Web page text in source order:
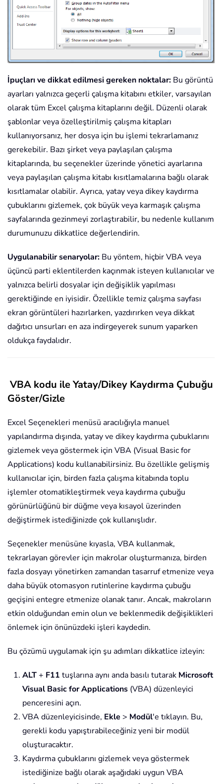
İpuçları ve dikkat edilmesi gereken noktalar: Bu görüntü
ayarları yalnızca geçerli çalışma kitabını etkiler, varsayılan
olarak tüm Excel çalışma kitaplarını değil. Düzenli olarak
şablonlar veya özelleştirilmiş çalışma kitapları
kullanıyorsanız, her dosya için bu işlemi tekrarlamanız
gerekebilir. Bazı şirket veya paylaşılan çalışma
kitaplarında, bu seçenekler üzerinde yönetici ayarlarına
veya paylaşılan çalışma kitabı kısıtlamalarına bağlı olarak
kısıtlamalar olabilir. Ayrıca, yatay veya dikey kaydırma
çubuklarını gizlemek, çok büyük veya karmaşık çalışma
sayfalarında gezinmeyi zorlaştırabilir, bu nedenle kullanım
durumunuzu dikkatlice değerlendirin.
Uygulanabilir senaryolar: Bu yöntem, hiçbir VBA veya
üçüncü parti eklentilerden kaçınmak isteyen kullanıcılar ve
yalnızca belirli dosyalar için değişiklik yapılması
gerektiğinde en iyisidir. Özellikle temiz çalışma sayfası
ekran görüntüleri hazırlarken, yazdırırken veya dikkat
dağıtıcı unsurları en aza indirgeyerek sunum yaparken
oldukça faydalıdır.
VBA kodu ile Yatay/Dikey Kaydırma Çubuğu
Göster/Gizle
Excel Seçenekleri menüsü aracılığıyla manuel
yapılandırma dışında, yatay ve dikey kaydırma çubuklarını
gizlemek veya göstermek için VBA (Visual Basic for
Applications) kodu kullanabilirsiniz. Bu özellikle gelişmiş
kullanıcılar için, birden fazla çalışma kitabında toplu
işlemler otomatikleştirmek veya kaydırma çubuğu
görünürlüğünü bir düğme veya kısayol üzerinden
değiştirmek istediğinizde çok kullanışlıdır.
Seçenekler menüsüne kıyasla, VBA kullanmak,
tekrarlayan görevler için makrolar oluşturmanıza, birden
fazla dosyayı yönetirken zamandan tasarruf etmenize veya
daha büyük otomasyon rutinlerine kaydırma çubuğu
geçişini entegre etmenize olanak tanır. Ancak, makroların
etkin olduğundan emin olun ve beklenmedik değişiklikleri
önlemek için önünüzdeki işleri kaydedin.
Bu çözümü uygulamak için şu adımları dikkatlice izleyin:
ALT+ F11 tuşlarına aynı anda basılı tutarak Microsoft
Visual Basic for Applications (VBA) düzenleyici
penceresini açın.
VBA düzenleyicisinde, Ekle > Modül'e tıklayın. Bu,
gerekli kodu yapıştırabileceğiniz yeni bir modül
oluşturacaktır.
Kaydırma çubuklarını gizlemek veya göstermek
istediğinize bağlı olarak aşağıdaki uygun VBA